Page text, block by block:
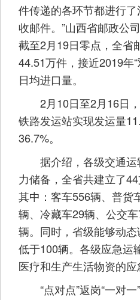
件传递的各环节都进行
收邮件。”山西省邮政公
截至2月19日零点，全省
44.51万件，接近2019年
日均进口量。
2月10日至2月16日，
铁路发运站实现发运量
36.7%。
据介绍，各级交通运
力储备，全省共建立了
其中：客车556辆、普货
辆、冷藏车29辆、公交
辆。同时，省级能够动
低于100辆。各级应急运
医疗和生产生活物资的应
“点对点”返岗“一对一